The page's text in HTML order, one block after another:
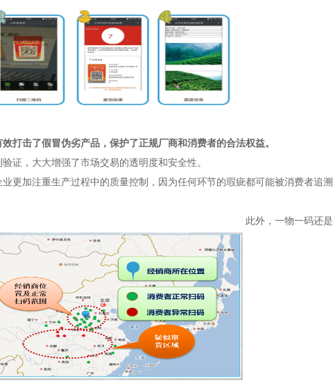
打击了假冒伪劣产品，保护了正规厂商和消费者的合法权益。
证，大大增强了市场交易的透明度和安全性。
业更加注重生产过程中的质量控制，因为任何环节的瑕疵都可能被消费者追
此外，一物一码还